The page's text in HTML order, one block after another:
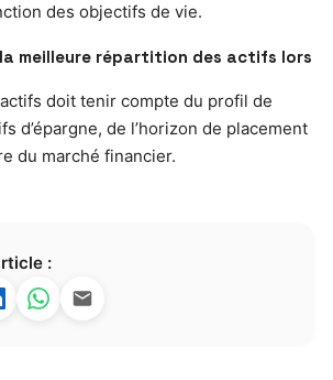
des objectifs de vie.
meilleure répartition des actifs lors
doit tenir compte du profil de
d’épargne, de l’horizon de placement
du marché financier.
: